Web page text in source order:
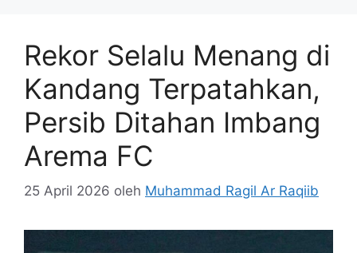
Rekor Selalu Menang di
Kandang Terpatahkan,
Persib Ditahan Imbang
Arema FC
25 April 2026 oleh Muhammad Ragil Ar Raqiib